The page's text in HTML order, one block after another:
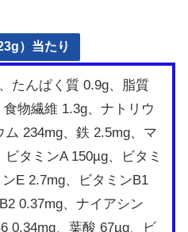
）当たり
、たんぱく質 0.9g、脂質
物繊維 1.3g、ナトリウ
ム 234mg、鉄 2.5mg、マ
タミンA 150µg、ビタミ
E 2.7mg、ビタミンB1
0.37mg、ナイアシン
0.34mg、葉酸 67µg、ビ